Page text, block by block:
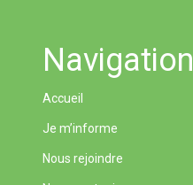
Navigation
Accueil
Je m’informe
Nous rejoindre